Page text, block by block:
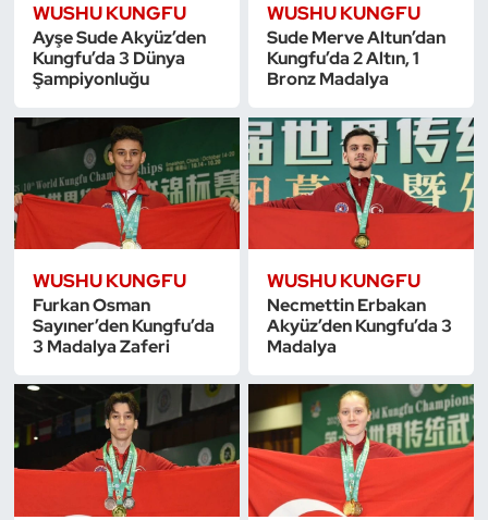
WUSHU KUNGFU
Ayşe Sude Akyüz’den
Kungfu’da 3 Dünya
Şampiyonluğu
WUSHU KUNGFU
Sude Merve Altun’dan
Kungfu’da 2 Altın, 1
Bronz Madalya
WUSHU KUNGFU
Furkan Osman
Sayıner’den Kungfu’da
3 Madalya Zaferi
WUSHU KUNGFU
Necmettin Erbakan
Akyüz’den Kungfu’da 3
Madalya
Güreş
Halter
Hava Sporları
Hentbol
Judo ve Kuraş
Karate
Kayak